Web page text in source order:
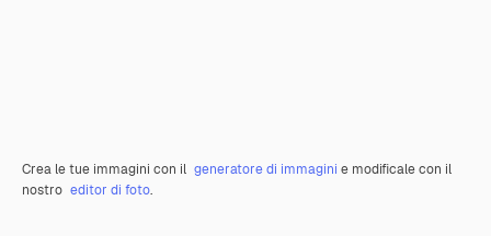
Crea le tue immagini con il generatore di immagini e modificale con il
nostro editor di foto.